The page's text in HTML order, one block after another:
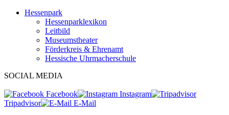
Hessenpark
Hessenparklexikon
Leitbild
Museumstheater
Förderkreis & Ehrenamt
Hessische Uhrmacherschule
SOCIAL MEDIA
Facebook
Instagram
Tripadvisor
E-Mail